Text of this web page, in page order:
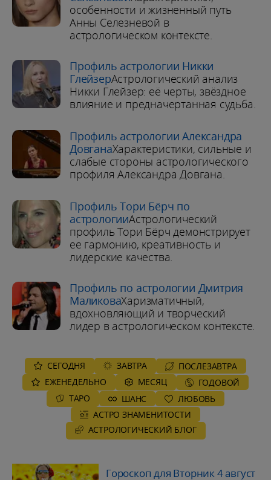
особенности и жизненный путь
Анны Селезневой в
астрологическом контексте.
Профиль астрологии Никки
ГлейзерАстрологический анализ
Никки Глейзер: её черты, звёздное
влияние и предначертанная судьба.
Профиль астрологии Александра
ДовганаХарактеристики, сильные и
слабые стороны астрологического
профиля Александра Довгана.
Профиль Тори Бёрч по
астрологииАстрологический
профиль Тори Бёрч демонстрирует
ее гармонию, креативность и
лидерские качества.
Профиль по астрологии Дмитрия
МаликоваХаризматичный,
вдохновляющий и творческий
лидер в астрологическом контексте.
СЕГОДНЯ ЗАВТРА
ПОСЛЕЗАВТРА
ЕЖЕНЕДЕЛЬНО
MЕСЯЦ
ГОДОВОЙ
ТАРО
ШАНС
ЛЮБОВЬ
АСТРО ЗНАМЕНИТОСТИ
AСТРОЛОГИЧЕСКИЙ БЛОГ
Гороскоп для Вторник 4 август